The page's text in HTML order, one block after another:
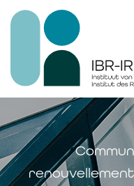
renouvellement